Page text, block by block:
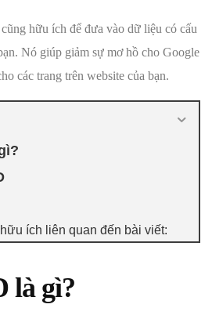
hữu ích để đưa vào dữ liệu có cấu
Nó giúp giảm sự mơ hồ cho Google
các trang trên website của bạn.
ích liên quan đến bài viết:
là gì?